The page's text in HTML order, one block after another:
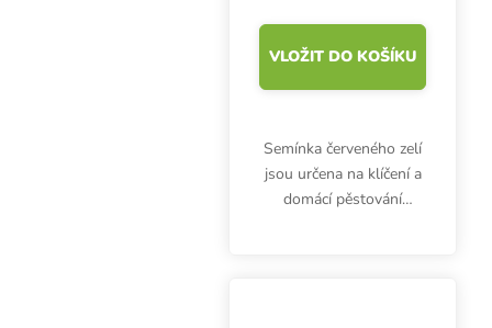
VLOŽIT DO KOŠÍKU
Semínka červeného zelí
jsou určena na klíčení a
domácí pěstování